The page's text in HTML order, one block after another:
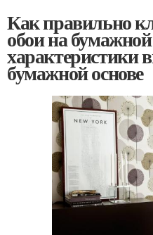
Как правильно
обои на
характеристики
бумажной основе